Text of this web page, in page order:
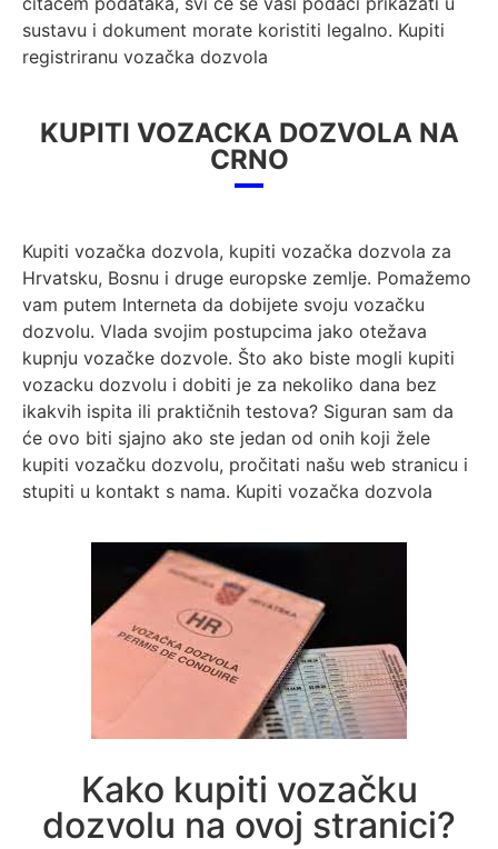
sustavu i dokument morate koristiti legalno. Kupiti
registriranu vozačka dozvola
KUPITI VOZACKA DOZVOLA NA
CRNO
Kupiti vozačka dozvola, kupiti vozačka dozvola za
Hrvatsku, Bosnu i druge europske zemlje. Pomažemo
vam putem Interneta da dobijete svoju vozačku
dozvolu. Vlada svojim postupcima jako otežava
kupnju vozačke dozvole. Što ako biste mogli kupiti
vozacku dozvolu i dobiti je za nekoliko dana bez
ikakvih ispita ili praktičnih testova? Siguran sam da
će ovo biti sjajno ako ste jedan od onih koji žele
kupiti vozačku dozvolu, pročitati našu web stranicu i
stupiti u kontakt s nama. Kupiti vozačka dozvola
Kako kupiti vozačku
dozvolu na ovoj stranici?